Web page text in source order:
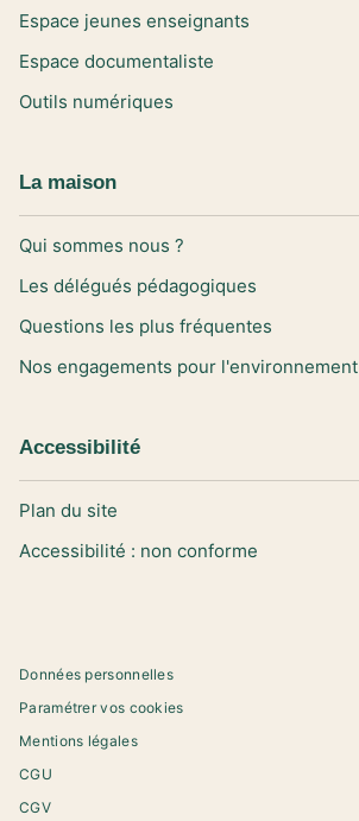
Espace jeunes enseignants
Espace documentaliste
Outils numériques
La maison
Qui sommes nous ?
Les délégués pédagogiques
Questions les plus fréquentes
Nos engagements pour l'environnement
Accessibilité
Plan du site
Accessibilité : non conforme
Données personnelles
Paramétrer vos cookies
Mentions légales
CGU
CGV